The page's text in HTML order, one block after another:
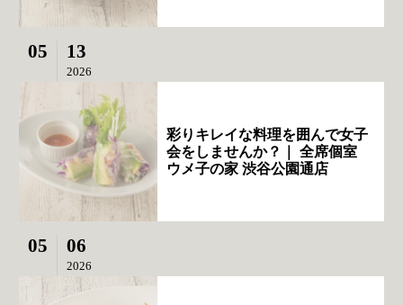
05 13
2026
彩りキレイな料理を囲んで女子
会をしませんか？｜ 全席個室
ウメ子の家 渋谷公園通店
05 06
2026